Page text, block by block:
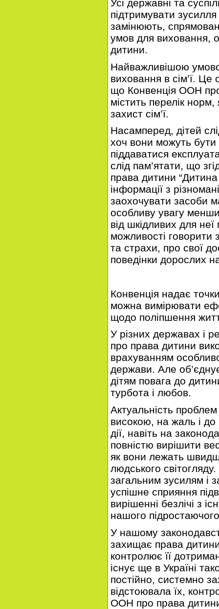
Усі державні та
підтримувати зусилля
замінюють,
умов для виховання,
дитини.
Найважливішою
виховання в сім’ї.
що Конвенція ООН
містить перелік норм,
захист сім’ї.
Насамперед, дітей
хоч вони можуть
піддаватися
слід пам’ятати, що
права дитини
інформації з
заохочувати засоби
особливу увагу
від шкідливих для
можливості говорити
та страхи, про свої
поведінки дорослих
Конвенція надає
можна вимірювати
щодо поліпшення
У різних державах і
про права дитини
врахуванням
держави. Але
дітям повага до
турбота і любов.
Актуальність
високою, на жаль і до
дії, навіть на
повністю вирішити
як вони лежать
людського
загальним зусилям і
успішне сприяння
вирішенні безлічі з
нашого
У нашому
захищає права
контролює її
існує ще в Україні
постійно, системно
відстоювала їх,
ООН про права